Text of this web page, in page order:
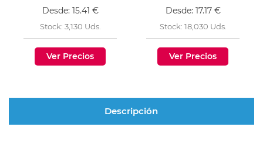
Desde: 15.41 €
Stock: 3,130 Uds.
Ver Precios
Desde: 17.17 €
Stock: 18,030 Uds.
Ver Precios
Descripción